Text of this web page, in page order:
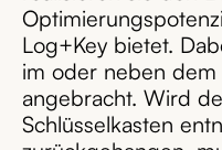
Log+Key bietet.
im oder neben dem
angebracht. Wird
Schlüsselkasten